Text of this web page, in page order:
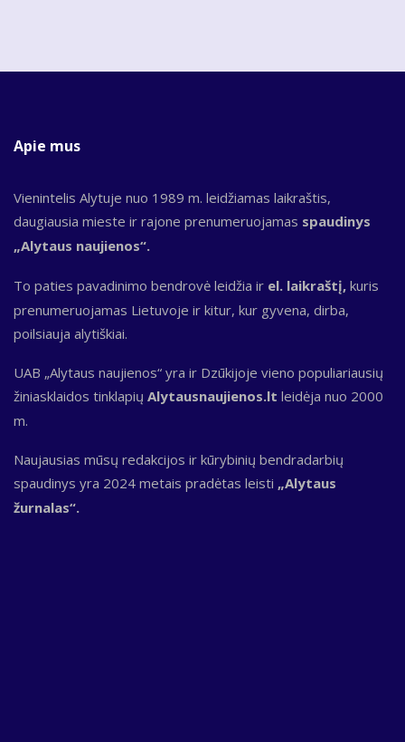
Apie mus
Vienintelis Alytuje nuo 1989 m. leidžiamas laikraštis,
daugiausia mieste ir rajone prenumeruojamas spaudinys
„Alytaus naujienos“.
To paties pavadinimo bendrovė leidžia ir el. laikraštį, kuris
prenumeruojamas Lietuvoje ir kitur, kur gyvena, dirba,
poilsiauja alytiškiai.
UAB „Alytaus naujienos“ yra ir Dzūkijoje vieno populiariausių
žiniasklaidos tinklapių Alytausnaujienos.lt leidėja nuo 2000
m.
Naujausias mūsų redakcijos ir kūrybinių bendradarbių
spaudinys yra 2024 metais pradėtas leisti „Alytaus
žurnalas“.